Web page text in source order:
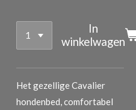
In
winkelwagen
Het gezellige Cavalier
hondenbed, comfortabel